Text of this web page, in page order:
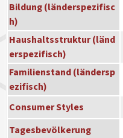
Bildung (länderspezifisc
h)
Haushaltsstruktur (länd
erspezifisch)
Familienstand (ländersp
ezifisch)
Consumer Styles
Tagesbevölkerung